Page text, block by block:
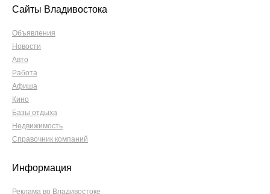
Сайты Владивостока
Объявления
Новости
Авто
Работа
Афиша
Кино
Базы отдыха
Недвижимость
Справочник компаний
Информация
Реклама во Владивостоке